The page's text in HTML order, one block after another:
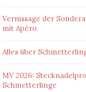
Vernissage der
mit Apéro.
Alles über
MV 2026:
Schmetterlinge